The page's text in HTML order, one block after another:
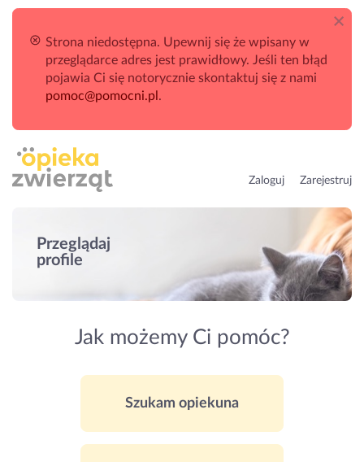
Strona niedostępna. Upewnij się że wpisany w
przeglądarce adres jest prawidłowy. Jeśli ten błąd
pojawia Ci się notorycznie skontaktuj się z nami
pomoc@pomocni.pl .
Zaloguj Zarejestruj
Przeglądaj
profile
Jak możemy Ci pomóc?
Szukam opiekuna